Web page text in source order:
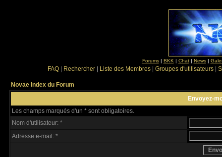
Forums| BKK | Chat| News|
FAQ Rechercher Liste des Membres Groupes d'utilisateurs
Novae Index du Forum
Envoyez-
Les champs marqués d'un * sont obligatoires.
Nom d'utilisateur: *
Adresse e-mail: *